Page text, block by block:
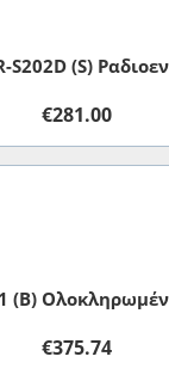
S202D (S)
€281.00
(B)
€375.74